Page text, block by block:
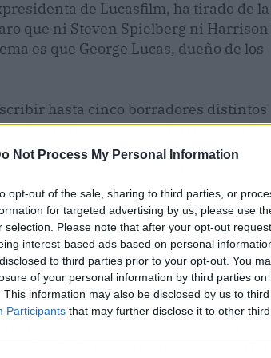
Not Process My Personal Information
opt-out of the sale, sharing to third parties, or
for targeted advertising by us, please use
selection. Please note that after your opt-out
interest-based ads based on personal
to third parties prior to your opt-out. You
of your personal information by third parties on
This information may also be disclosed by us to
Participants that may further disclose it to other third
de Lucasfilm, ha tirado de
que ni Steven Spielberg ni Harrison
es que George Lucas, dueño de los
hasta cinco borradores distintos
Kennedy relata que Harrison Ford
ficción'. Spielberg no se quedó atrás:
de que los alienígenas eran el
Ford como Spielberg llevaban a
de las galaxias,E.T.,Blade Runner— y
serpientes y sombreros fedora.
Lucas, en cambio, quería
había insinuado en entregas